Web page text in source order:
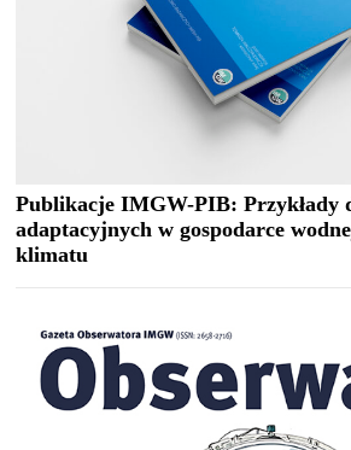
Publikacje IMGW-PIB: Przykłady
adaptacyjnych w gospodarce
klimatu